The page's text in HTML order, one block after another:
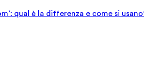
qual è la differenza e come si